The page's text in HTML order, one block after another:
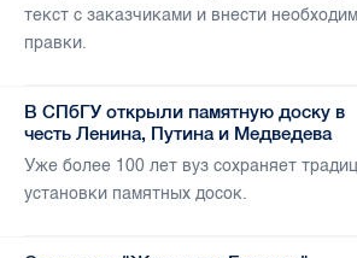
текст с заказчиками и внести
правки.
В СПбГУ открыли памятную доску в
честь Ленина, Путина и Медведева
Уже более 100 лет вуз сохраняет
установки памятных досок.